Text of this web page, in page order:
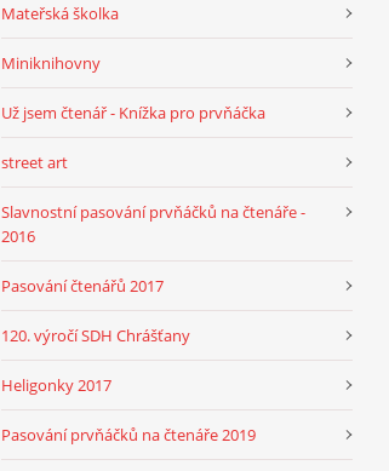
Mateřská školka
Miniknihovny
Už jsem čtenář - Knížka pro prvňáčka
street art
Slavnostní pasování prvňáčků na čtenáře -
2016
Pasování čtenářů 2017
120. výročí SDH Chrášťany
Heligonky 2017
Pasování prvňáčků na čtenáře 2019